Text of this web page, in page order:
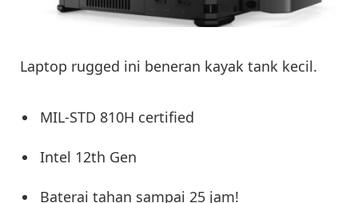
Laptop rugged ini beneran kayak tank kecil.
MIL-STD 810H certified
Intel 12th Gen
Baterai tahan sampai 25 jam!